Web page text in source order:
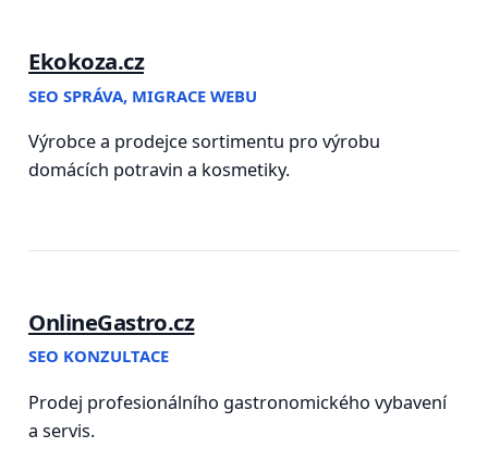
Ekokoza.cz
SEO SPRÁVA, MIGRACE WEBU
Výrobce a prodejce sortimentu pro výrobu
domácích potravin a kosmetiky.
OnlineGastro.cz
SEO KONZULTACE
Prodej profesionálního gastronomického vybavení
a servis.